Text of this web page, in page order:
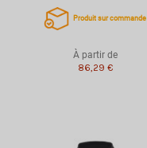
Produit sur commande
À partir de
86,29 €